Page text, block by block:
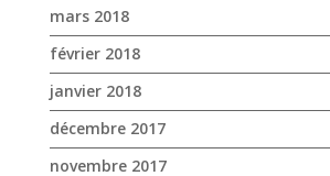
octobre 2017
avril 2017